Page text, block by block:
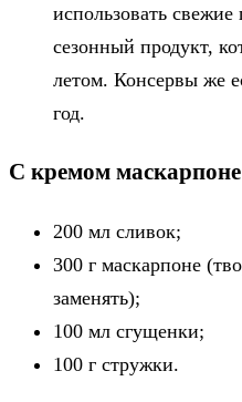
использовать
сезонный продукт,
летом. Консервы же
год.
С кремом маскарпоне
200 мл сливок;
300 г маскарпоне
заменять);
100 мл сгущенки;
100 г стружки.